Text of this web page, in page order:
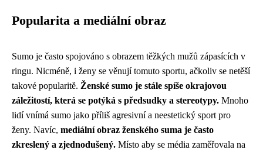
Popularita a mediální obraz
Sumo je často spojováno s obrazem těžkých mužů zápasících v
ringu. Nicméně, i ženy se věnují tomuto sportu, ačkoliv se netěší
takové popularitě. Ženské sumo je stále spíše okrajovou
záležitostí, která se potýká s předsudky a stereotypy. Mnoho
lidí vnímá sumo jako příliš agresivní a neestetický sport pro
ženy. Navíc, mediální obraz ženského suma je často
zkreslený a zjednodušený. Místo aby se média zaměřovala na